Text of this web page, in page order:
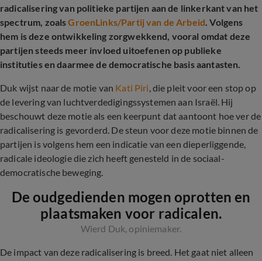
radicalisering van politieke partijen aan de linkerkant van het
spectrum, zoalsGroenLinks/Partij van de Arbeid. Volgens
hem is deze ontwikkeling zorgwekkend, vooral omdat deze
partijen steeds meer invloed uitoefenen op publieke
instituties en daarmee de democratische basis aantasten.
Duk wijst naar de motie van Kati Piri, die pleit voor een stop op
de levering van luchtverdedigingssystemen aan Israël. Hij
beschouwt deze motie als een keerpunt dat aantoont hoe ver de
radicalisering is gevorderd. De steun voor deze motie binnen de
partijen is volgens hem een indicatie van een dieperliggende,
radicale ideologie die zich heeft genesteld in de sociaal-
democratische beweging.
De oudgedienden mogen oprotten en
plaatsmaken voor radicalen.
Wierd Duk, opiniemaker.
De impact van deze radicalisering is breed. Het gaat niet alleen